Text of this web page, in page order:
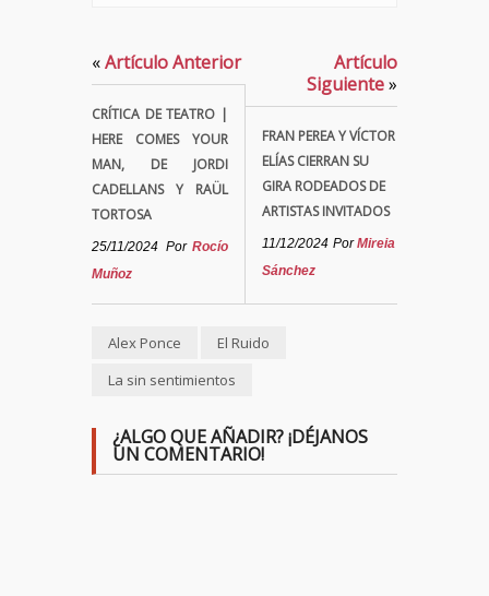
«Artículo Anterior
CRÍTICA DE TEATRO |
HERE COMES YOUR
MAN, DE JORDI
CADELLANS Y RAÜL
TORTOSA
25/11/2024 Por Rocío
Muñoz
Artículo
Siguiente»
FRAN PEREA Y VÍCTOR
ELÍAS CIERRAN SU
GIRA RODEADOS DE
ARTISTAS INVITADOS
11/12/2024 PorMireia
Sánchez
Alex Ponce
El Ruido
La sin sentimientos
¿ALGO QUE AÑADIR? ¡DÉJANOS
UN COMENTARIO!